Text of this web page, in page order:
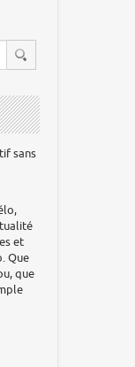
sans
et
Que
que